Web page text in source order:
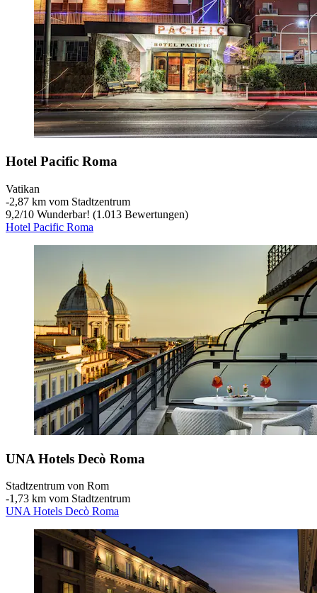
Hotel Pacific Roma
Vatikan
‐2,87 km vom Stadtzentrum
9,2/10 Wunderbar! (1.013 Bewertungen)
Hotel Pacific Roma
UNA Hotels Decò Roma
Stadtzentrum von Rom
‐1,73 km vom Stadtzentrum
UNA Hotels Decò Roma